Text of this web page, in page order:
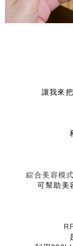
讓我來
綜合美容模
可幫助美